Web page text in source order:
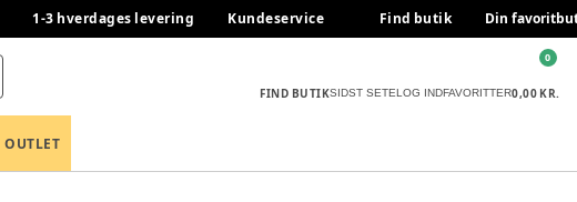
1-3 hverdages levering Kundeservice Find butik Din
FIND BUTIKSIDST SETELOG INDFAVORITTER0,00 KR.
0
OUTLET